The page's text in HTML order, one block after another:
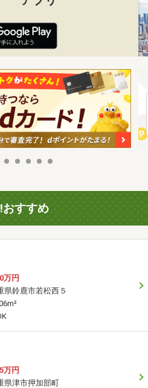
おすすめ
万円
県鈴鹿市若松西５
万円
県津市押加部町